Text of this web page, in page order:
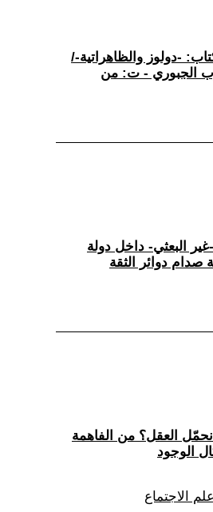
-دولوز والظاهراتية-/
الجبوري - ت: من
-غير البعثي- داخل دولة
دوائر الثقة
نحمّل العقل؟ من الفاهمة
الوجود
الاجتماع